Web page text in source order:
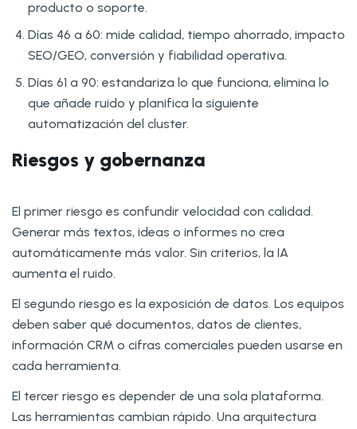
producto o soporte.
Días 46 a 60: mide calidad, tiempo ahorrado, impacto
SEO/GEO, conversión y fiabilidad operativa.
Días 61 a 90: estandariza lo que funciona, elimina lo
que añade ruido y planifica la siguiente
automatización del cluster.
Riesgos y gobernanza
El primer riesgo es confundir velocidad con calidad.
Generar más textos, ideas o informes no crea
automáticamente más valor. Sin criterios, la IA
aumenta el ruido.
El segundo riesgo es la exposición de datos. Los equipos
deben saber qué documentos, datos de clientes,
información CRM o cifras comerciales pueden usarse en
cada herramienta.
El tercer riesgo es depender de una sola plataforma.
Las herramientas cambian rápido. Una arquitectura